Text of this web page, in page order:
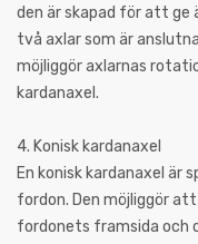
den är skapad för att ge
två axlar som är
möjliggör axlarnas
kardanaxel.
4. Konisk kardanaxel
En konisk kardanaxel är
fordon. Den möjliggör
fordonets framsida och